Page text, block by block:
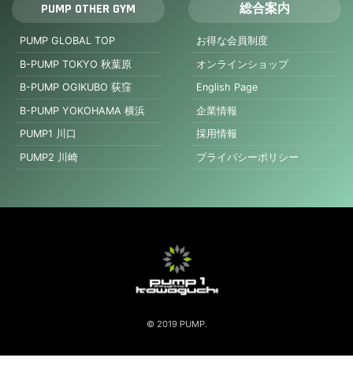
PUMP OTHER GYM
PUMP GLOBAL TOP
B-PUMP TOKYO 秋葉原
B-PUMP OGIKUBO 荻窪
B-PUMP YOKOHAMA 横浜
PUMP1 川口
PUMP2 川崎
総合案内
お得な会員制度
オンラインショップ
English Page
企業情報
採用情報
プライバシーポリシー
© 2019 PUMP.